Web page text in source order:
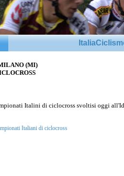
(MI)
Italini di ciclocross svoltisi oggi
Italiani di ciclocross